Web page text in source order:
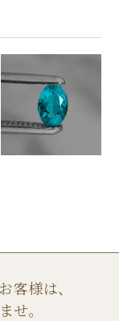
客様は、
せ。